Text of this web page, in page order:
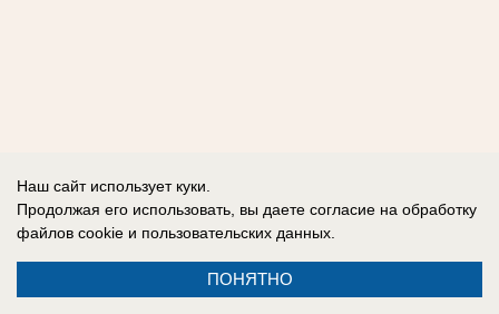
Наш сайт использует куки.
Продолжая его использовать, вы даете согласие на обработку
файлов cookie и пользовательских данных.
ПОНЯТНО